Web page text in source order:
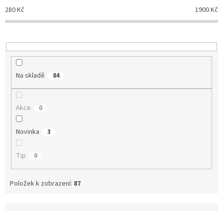
280Kč 1900Kč
Na skladě 84
Akce 0
Novinka 3
Tip 0
Položek k zobrazení: 87